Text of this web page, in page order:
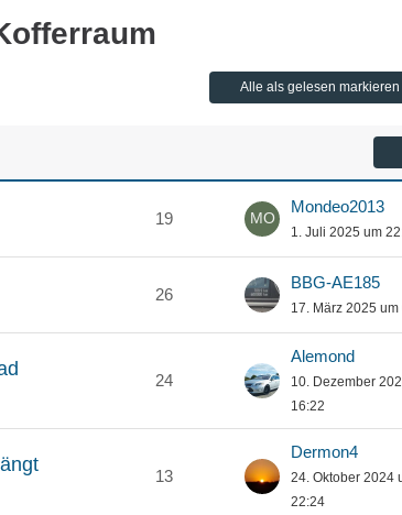
Alle als gelesen markieren
19
Mondeo2013
1. Juli 2025 um
26
BBG-AE185
17. März 2025
24
Alemond
10. Dezember
16:22
13
Dermon4
24. Oktober 2024
22:24